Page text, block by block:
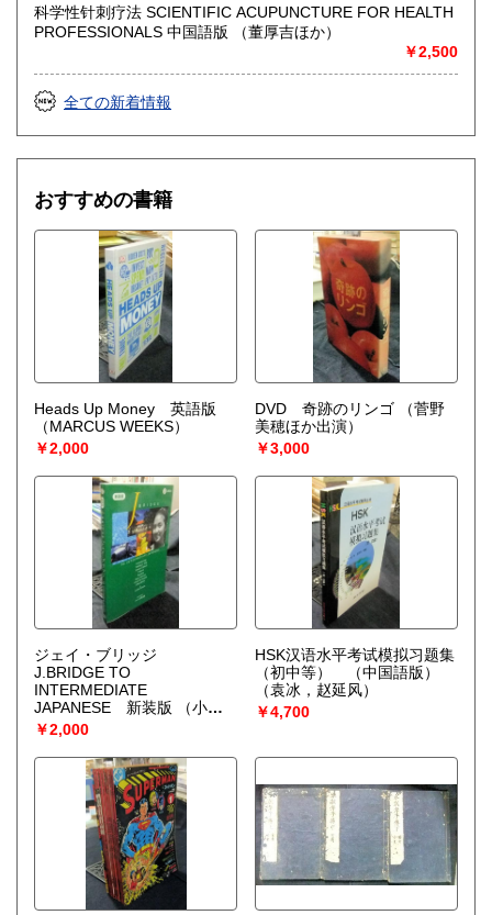
愛知県・岐阜県・三重県については、出張買取りさせていた
だきます(内容により、お断わりする場合がございます)。
お問合せ願います。
買取の詳細は、ホームページをご覧ください。
取り扱い分野
哲学宗教、歴史、美術工芸、国語国文、古典籍、趣味、サブ
カルチャー、古書一般（その他）
コミック 写真集 DVD CD
科学性针刺疗法 SCIENTIFIC ACUPUNCTURE FOR HEALTH
PROFESSIONALS 中国語版 （董厚吉ほか）
￥2,500
全ての新着情報
おすすめの書籍
Heads Up Money 英語版
（MARCUS WEEKS）
￥2,000
DVD 奇跡のリンゴ
（菅野
美穂ほか出演）
￥3,000
ジェイ・ブリッジ
J.BRIDGE TO
INTERMEDIATE
JAPANESE 新装版
（小山
悟）
￥2,000
HSK汉语水平考试模拟习题集
（初中等） （中国語版）
（袁冰，赵延风）
￥4,700